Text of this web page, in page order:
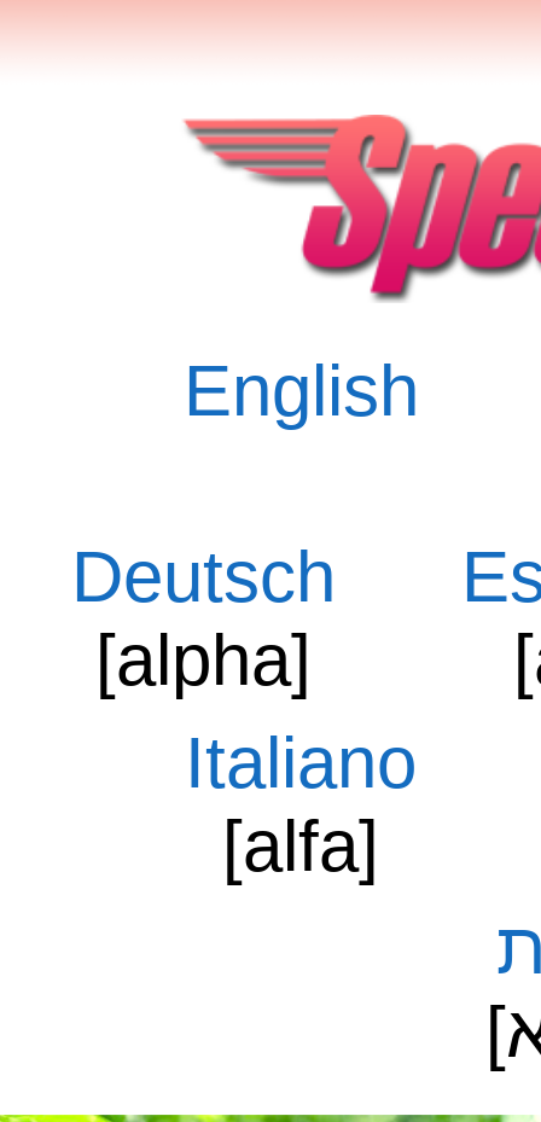
English
Deutsch
[alpha]
Italiano
[alfa]